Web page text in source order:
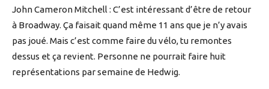
John Cameron Mitchell : C’est intéressant d’être de retour
à Broadway. Ça faisait quand même 11 ans que je n’y avais
pas joué. Mais c’est comme faire du vélo, tu remontes
dessus et ça revient. Personne ne pourrait faire huit
représentations par semaine de Hedwig.